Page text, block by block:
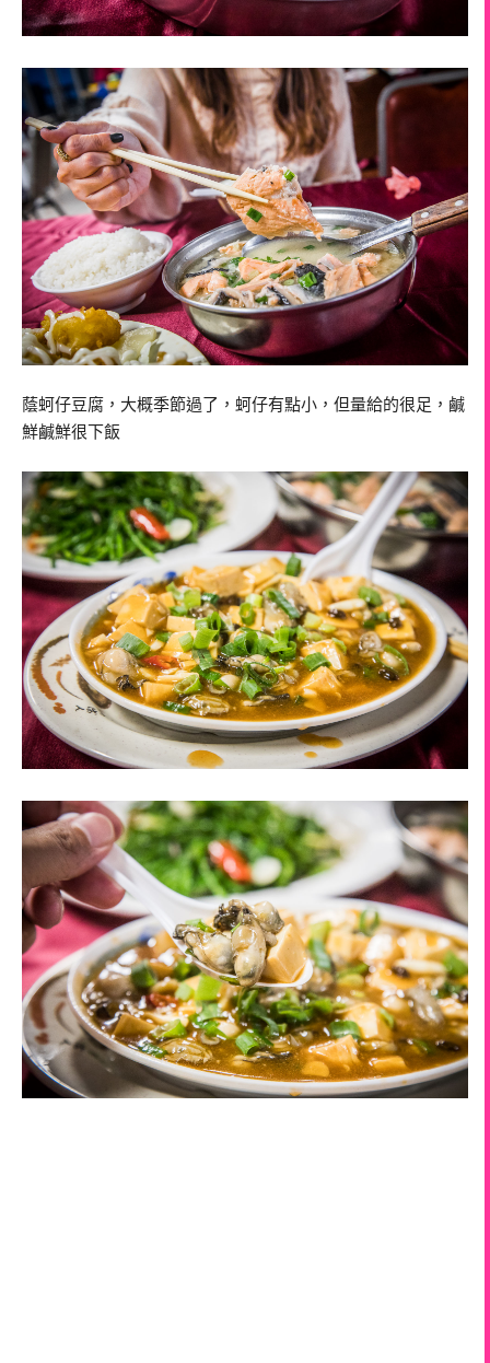
蔭蚵仔豆腐，大概季節過了，蚵仔有點小，但量給的很足，鹹
鮮鹹鮮很下飯